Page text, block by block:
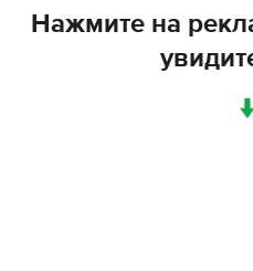
Нажмите на